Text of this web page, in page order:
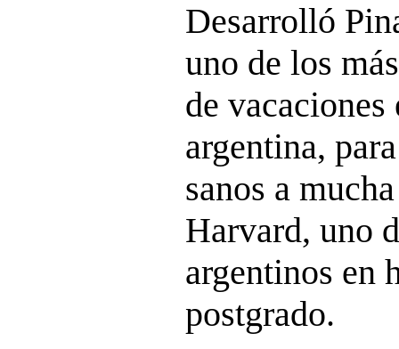
Desarrolló
uno de los
de
argentina,
sanos a
Harvard, uno
argentinos en
postgrado.